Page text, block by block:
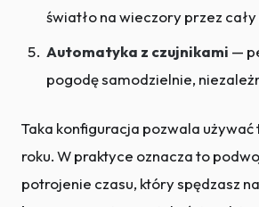
światło na wieczory przez
Automatyka z czujnikami —
pogodę samodzielnie,
Taka konfiguracja pozwala używać
roku. W praktyce oznacza to
potrojenie czasu, który spędzasz